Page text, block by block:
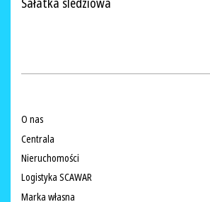
O nas
Centrala
Nieruchomości
Logistyka SCAWAR
Marka własna